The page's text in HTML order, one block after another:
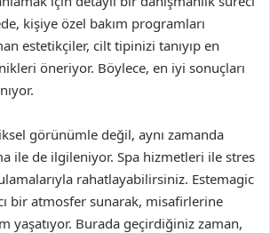
kişiye özel bakım programları
estetikçiler, cilt tipinizi tanıyıp en
öneriyor. Böylece, en iyi sonuçları
görünümle değil, aynı zamanda
ile de ilgileniyor. Spa hizmetleri ile stres
rahatlayabilirsiniz. Estemagic
bir atmosfer sunarak, misafirlerine
yaşatıyor. Burada geçirdiğiniz zaman,